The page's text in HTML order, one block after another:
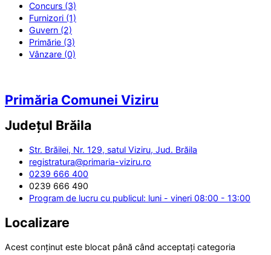
Concurs (3)
Furnizori (1)
Guvern (2)
Primărie (3)
Vânzare (0)
Primăria Comunei Viziru
Județul Brăila
Str. Brăilei, Nr. 129, satul Viziru, Jud. Brăila
registratura@primaria-viziru.ro
0239 666 400
0239 666 490
Program de lucru cu publicul: luni - vineri 08:00 - 13:00
Localizare
Acest conținut este blocat până când acceptați categoria